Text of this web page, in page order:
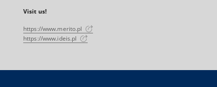
Visit us!
https://www.merito.pl
https://www.ideis.pl